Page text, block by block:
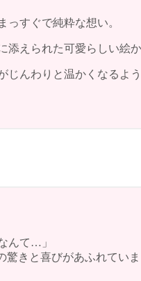
すぐで純粋な想い。
えられた可愛らしい絵
んわりと温かくなるよ
んて…」
驚きと喜びがあふれていま